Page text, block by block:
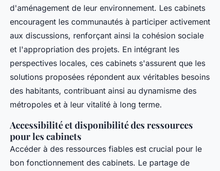
d'aménagement de leur environnement. Les cabinets
encouragent les communautés à participer activement
aux discussions, renforçant ainsi la cohésion sociale
et l'appropriation des projets. En intégrant les
perspectives locales, ces cabinets s'assurent que les
solutions proposées répondent aux véritables besoins
des habitants, contribuant ainsi au dynamisme des
métropoles et à leur vitalité à long terme.
Accessibilité et disponibilité des ressources
pour les cabinets
Accéder à des ressources fiables est crucial pour le
bon fonctionnement des cabinets. Le partage de